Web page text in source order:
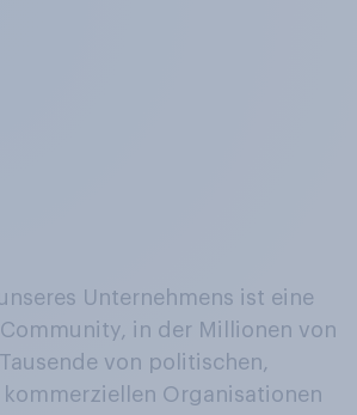
Unternehmens ist eine
in der Millionen von
von politischen,
Organisationen